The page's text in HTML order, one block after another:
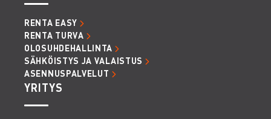
RENTA EASY
RENTA TURVA
OLOSUHDEHALLINTA
SÄHKÖISTYS JA VALAISTUS
ASENNUSPALVELUT
YRITYS